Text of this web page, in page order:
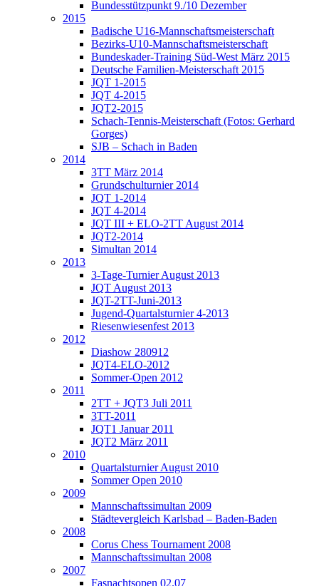
Bundesstützpunkt 9./10 Dezember
2015
Badische U16-Mannschaftsmeisterschaft
Bezirks-U10-Mannschaftsmeisterschaft
Bundeskader-Training Süd-West März 2015
Deutsche Familien-Meisterschaft 2015
JQT 1-2015
JQT 4-2015
JQT2-2015
Schach-Tennis-Meisterschaft (Fotos: Gerhard
Gorges)
SJB – Schach in Baden
2014
3TT März 2014
Grundschulturnier 2014
JQT 1-2014
JQT 4-2014
JQT III + ELO-2TT August 2014
JQT2-2014
Simultan 2014
2013
3-Tage-Turnier August 2013
JQT August 2013
JQT-2TT-Juni-2013
Jugend-Quartalsturnier 4-2013
Riesenwiesenfest 2013
2012
Diashow 280912
JQT4-ELO-2012
Sommer-Open 2012
2011
2TT + JQT3 Juli 2011
3TT-2011
JQT1 Januar 2011
JQT2 März 2011
2010
Quartalsturnier August 2010
Sommer Open 2010
2009
Mannschaftssimultan 2009
Städtevergleich Karlsbad – Baden-Baden
2008
Corus Chess Tournament 2008
Mannschaftssimultan 2008
2007
Fasnachtsopen 02.07